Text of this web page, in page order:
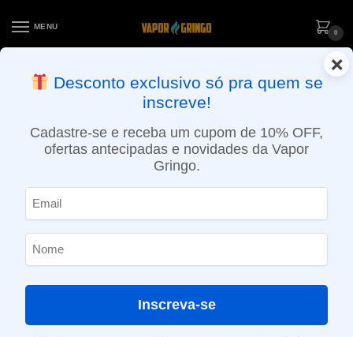
MENU
0
ENTREGA NO MESMO DIA EM SÃO PAULO (SEG A SEX): PEDIDOS
APROVADOS ATÉ 15:30 VIA MOTOBOY
×
Desconto exclusivo só pra quem se
inscreve!
Cadastre-se e receba um cupom de 10% OFF,
ofertas antecipadas e novidades da Vapor
Gringo.
Inscreva-se